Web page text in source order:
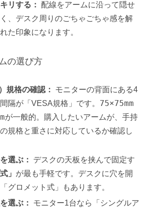
リする：
配線をアームに沿って隠せ
、デスク周りのごちゃごちゃ感を解
た印象になります。
の選び方
規格の確認：
モニターの背面にある4
隔が「VESA規格」です。 75×75mm
が一般的。購入したいアームが、手持
規格と重さに対応しているか確認し
選ぶ：
デスクの天板を挟んで固定す
」 が最も手軽です。デスクに穴を開
グロメット式」もあります。
選ぶ：
モニター1台なら「シングルア